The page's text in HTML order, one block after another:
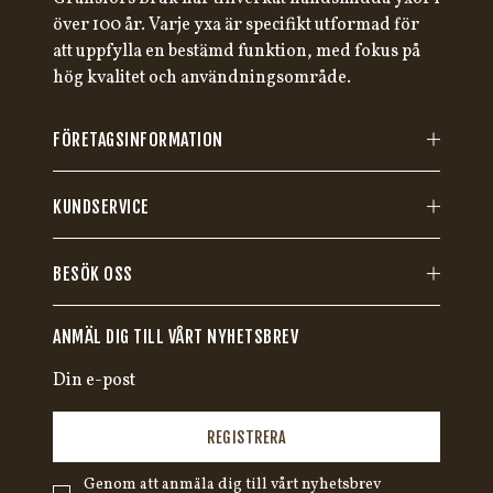
över 100 år. Varje yxa är specifikt utformad för
att uppfylla en bestämd funktion, med fokus på
hög kvalitet och användningsområde.
FÖRETAGSINFORMATION
KUNDSERVICE
BESÖK OSS
ANMÄL DIG TILL VÅRT NYHETSBREV
REGISTRERA
Genom att anmäla dig till vårt nyhetsbrev